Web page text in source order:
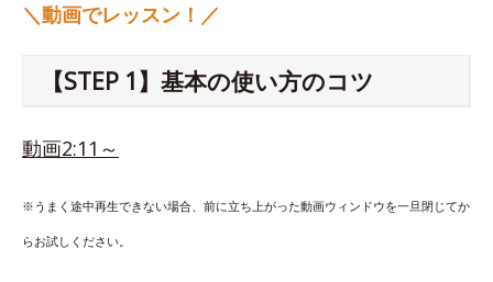
＼動画でレッスン！／
【STEP 1】基本の使い方のコツ
動画2:11～
※うまく途中再生できない場合、前に立ち上がった動画ウィンドウを一旦閉じてか
らお試しください。